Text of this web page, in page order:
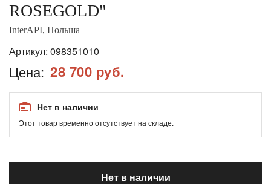
ROSEGOLD"
InterAPI, Польша
Артикул: 098351010
Цена: 28 700 руб.
Нет в наличии
Этот товар временно отсутствует на складе.
Нет в наличии